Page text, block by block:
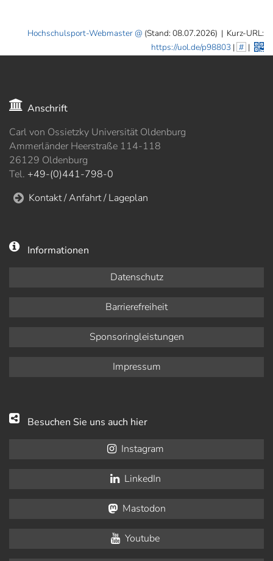
Hochschulsport-Webmaster (Stand: 08.07.2026) | Kurz-URL:
https://uol.de/p98803 | # |
Anschrift
Carl von Ossietzky Universität Oldenburg
Ammerländer Heerstraße 114-118
26129 Oldenburg
Tel. +49-(0)441-798-0
Kontakt / Anfahrt / Lageplan
Informationen
Datenschutz
Barrierefreiheit
Sponsoringleistungen
Impressum
Besuchen Sie uns auch hier
Instagram
LinkedIn
Mastodon
Youtube